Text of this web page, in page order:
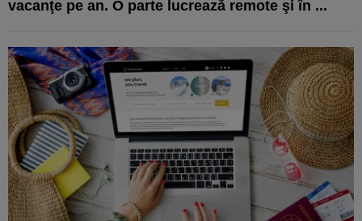
vacanţe pe an. O parte lucrează remote şi în ...